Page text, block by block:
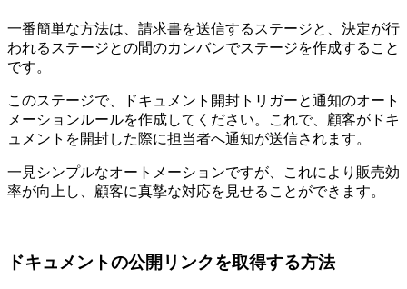
一番簡単な方法は、請求書を送信するステージと、決定が行
われるステージとの間のカンバンでステージを作成すること
です。
このステージで、ドキュメント開封トリガーと通知のオート
メーションルールを作成してください。これで、顧客がドキ
ュメントを開封した際に担当者へ通知が送信されます。
一見シンプルなオートメーションですが、これにより販売効
率が向上し、顧客に真摯な対応を見せることができます。
ドキュメントの公開リンクを取得する方法